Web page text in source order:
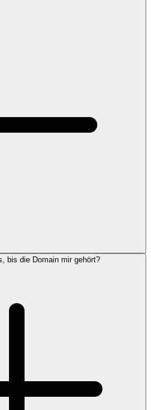
bis die Domain mir gehört?